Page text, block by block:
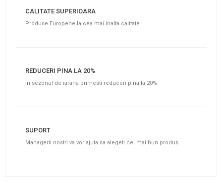
CALITATE SUPERIOARA
Produse Europene la cea mai inalta calitate
REDUCERI PINA LA 20%
In sezonul de iarana primesti reduceri pina la 20%
SUPORT
Managerii nostri va vor ajuta sa alegeti cel mai bun produs